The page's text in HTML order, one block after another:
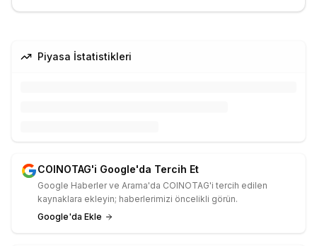
Piyasa İstatistikleri
COINOTAG'i Google'da Tercih Et
Google Haberler ve Arama'da COINOTAG'i tercih edilen
kaynaklara ekleyin; haberlerimizi öncelikli görün.
Google'da Ekle